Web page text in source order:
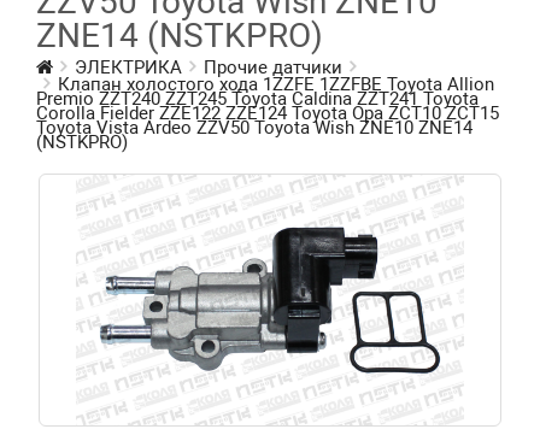
ZNE14 (NSTKPRO)
ЭЛЕКТРИКА Прочие датчики
Клапан холостого хода 1ZZFE 1ZZFBE Toyota Allion
Premio ZZT240 ZZT245 Toyota Caldina ZZT241 Toyota
Corolla Fielder ZZE122 ZZE124 Toyota Opa ZCT10 ZCT15
Toyota Vista Ardeo ZZV50 Toyota Wish ZNE10 ZNE14
(NSTKPRO)